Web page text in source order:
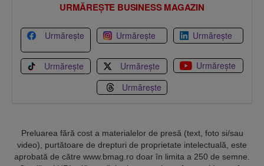
URMĂREȘTE BUSINESS MAGAZIN
Urmărește Urmărește Urmărește
Urmărește Urmărește
Urmărește
Urmărește
Preluarea fără cost a materialelor de presă (text, foto si/sau
video), purtătoare de drepturi de proprietate intelectuală, este
aprobată de către www.bmag.ro doar în limita a 250 de semne.